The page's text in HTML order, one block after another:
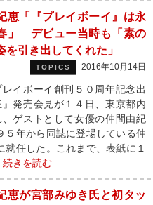
恵「『プレイボーイ』は永
」 デビュー当時も「素の
を引き出してくれた」
TOPICS 2016年10月14日
イボーイ創刊５０周年記念出
』発売会見が１４日、東京都内
、ゲストとして女優の仲間由紀
年から同誌に登場している仲
任した。これまで、表紙に１
続きを読む
恵が宮部みゆき氏と初タッ